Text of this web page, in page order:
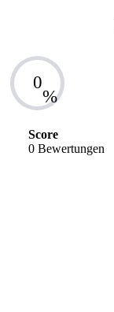
0
%
Score
0 Bewertungen